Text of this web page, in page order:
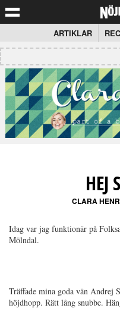
ARTIKLAR
HEJ
CLARA
Idag var jag funktionär på
Mölndal.
Träffade mina goda vän Andrej
höjdhopp. Rätt lång snubbe.